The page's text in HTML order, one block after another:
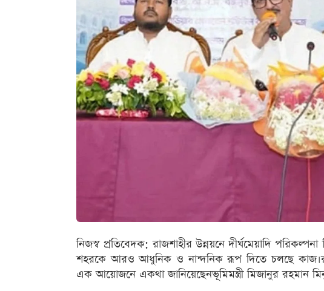
নিজস্ব প্রতিবেদক: রাজশাহীর উন্নয়নে দীর্ঘমেয়াদি
শহরকে আরও আধুনিক ও নান্দনিক রূপ দিতে চলছে
এক আয়োজনে একথা জানিয়েছেনভূমিমন্ত্রী মিজানুর রহমান